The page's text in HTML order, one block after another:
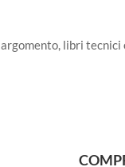
libri